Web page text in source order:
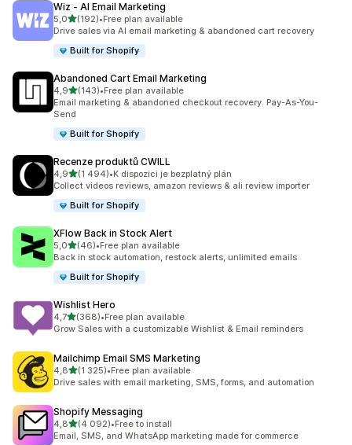
Wiz ‑ AI Email Marketing
5,0z 5 hvězd
(192)
Celkový počet recenzí: 192
•Free plan available
Drive sales via AI email marketing & abandoned cart recovery
Built for Shopify
Abandoned Cart Email Marketing
4,9z 5 hvězd
(143)
Celkový počet recenzí: 143
•Free plan available
Email marketing & abandoned checkout recovery. Pay-As-You-
Send
Built for Shopify
Recenze produktů CWILL
4,9z 5 hvězd
(1 494)
Celkový počet recenzí: 1494
•K dispozici je bezplatný plán
Collect videos reviews, amazon reviews & ali review importer
Built for Shopify
XFlow Back in Stock Alert
5,0z 5 hvězd
(46)
Celkový počet recenzí: 46
•Free plan available
Back in stock automation, restock alerts, unlimited emails
Built for Shopify
Wishlist Hero
4,7z 5 hvězd
(368)
Celkový počet recenzí: 368
•Free plan available
Grow Sales with a customizable Wishlist & Email reminders
Mailchimp Email SMS Marketing
4,8z 5 hvězd
(1 325)
Celkový počet recenzí: 1325
•Free plan available
Drive sales with email marketing, SMS, forms, and automation
Shopify Messaging
4,8z 5 hvězd
(4 092)
Celkový počet recenzí: 4092
•Free to install
Email, SMS, and WhatsApp marketing made for commerce